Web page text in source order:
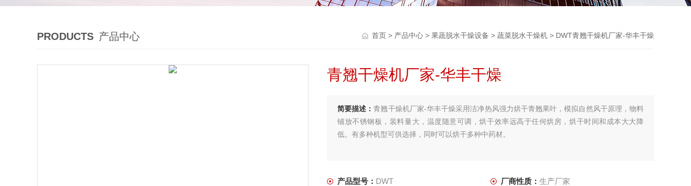
PRODUCTS 产品中心 首页 > 产品中心 > 果蔬脱水干燥设备 > 蔬菜脱水干燥机 > DWT青翘干燥机厂家-华丰干燥
青翘干燥机厂家-华丰干燥
简要描述：青翘干燥机厂家-华丰干燥采用洁净热风强力烘干青翘果叶，模拟自然风干原理，物料
铺放不锈钢板，装料量大，温度随意可调，烘干效率远高于任何烘房，烘干时间和成本大大降
低。有多种机型可供选择，同时可以烘干多种中药材。
产品型号： DWT 厂商性质： 生产厂家